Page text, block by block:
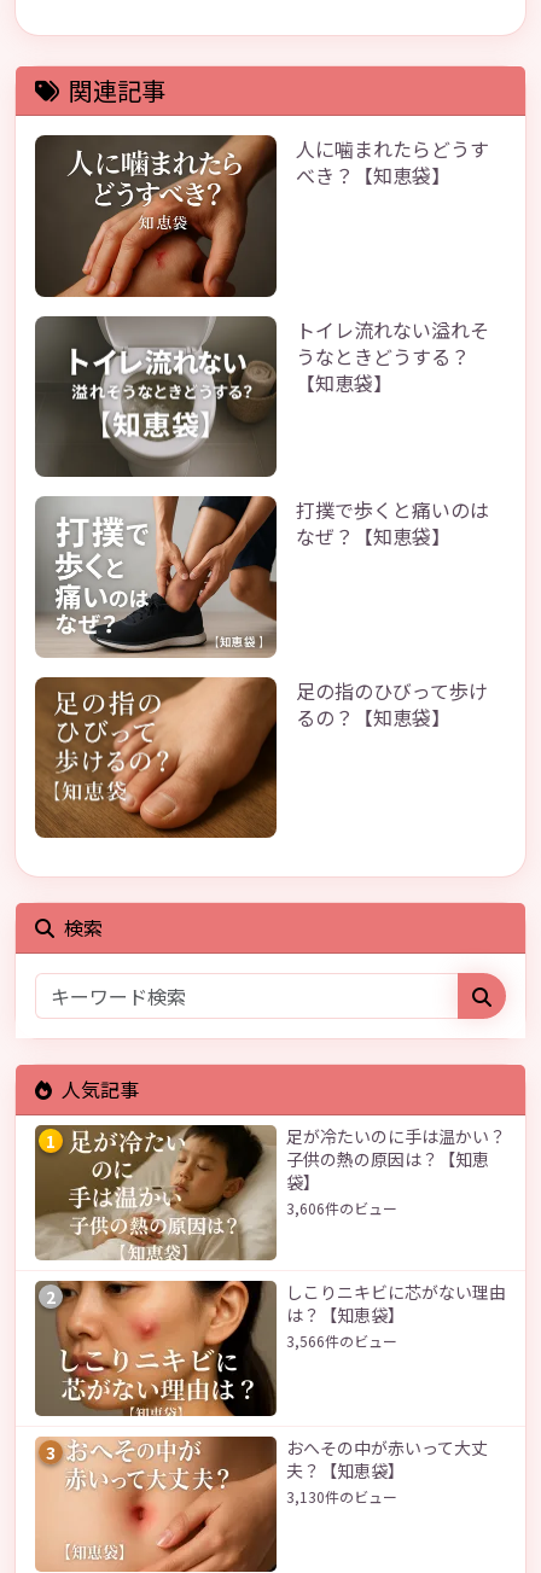
関連記事
人に噛まれたらどうす
べき？【知恵袋】
トイレ流れない溢れそ
うなときどうする？
【知恵袋】
打撲で歩くと痛いのは
なぜ？【知恵袋】
足の指のひびって歩け
るの？【知恵袋】
検索
人気記事
1
足が冷たいのに手は温かい？
子供の熱の原因は？【知恵
袋】
3,606件のビュー
2
しこりニキビに芯がない理由
は？【知恵袋】
3,566件のビュー
3
おへその中が赤いって大丈
夫？【知恵袋】
3,130件のビュー